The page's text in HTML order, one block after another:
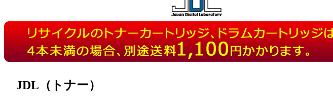
JDL（トナー）